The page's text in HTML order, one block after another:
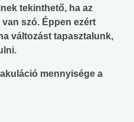
tekinthető, ha az
szó. Éppen ezért
változást tapasztalunk,
mennyisége a